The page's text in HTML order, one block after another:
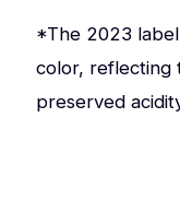
*The 2023
color, reflecting
preserved